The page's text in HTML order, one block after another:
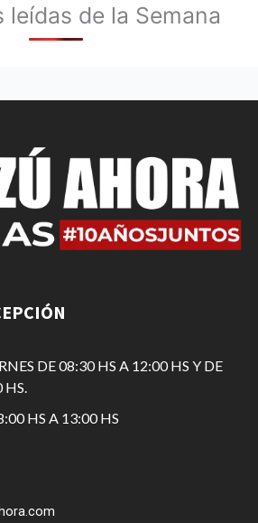
leídas de la Semana
DE 08:30 HS A 12:00 HS Y DE
HS.
HS A 13:00 HS